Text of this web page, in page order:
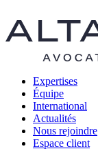
Expertises
Équipe
International
Actualités
Nous rejoindre
Espace client